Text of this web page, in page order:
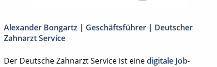
Alexander Bongartz | Geschäftsführer | Deutscher
Zahnarzt Service
Der Deutsche Zahnarzt Service ist einedigitale Job-